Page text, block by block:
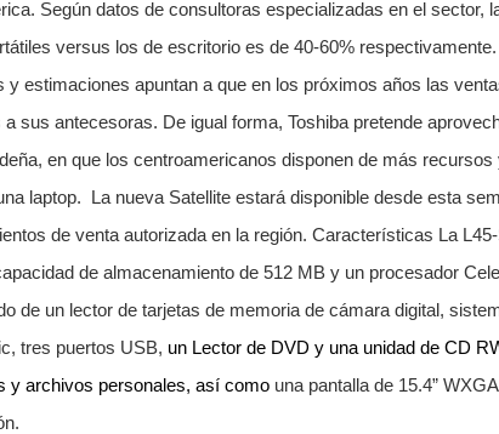
Según datos de consultoras especializadas en el sector,
versus los de escritorio es de 40-60%
y estimaciones apuntan a que en los próximos años las
sus antecesoras. De igual forma, Toshiba pretende
en que los centroamericanos disponen de más
laptop.
La nueva Satellite estará disponible desde esta
de venta autorizada en la región. Características La
de almacenamiento de 512 MB y un procesador
de un lector de tarjetas de memoria de cámara digital,
tres puertos USB, un Lector de DVD y una unidad de CD
y archivos personales, así como una pantalla de 15.4”